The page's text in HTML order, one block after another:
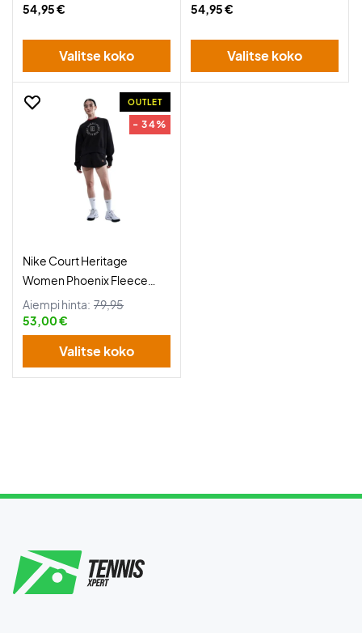
54,95 €
Valitse koko
54,95 €
Valitse koko
OUTLET
- 34%
Nike Court Heritage
Women Phoenix Fleece
Black
Aiempi hinta: 79,95
53,00 €
Valitse koko